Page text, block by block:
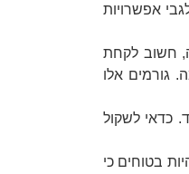
אפשרויות
חשוב לקחת
גורמים אלו
כדאי לשקול
בטוחים כי